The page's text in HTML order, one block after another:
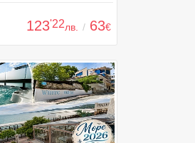
123'22лв. / 63€